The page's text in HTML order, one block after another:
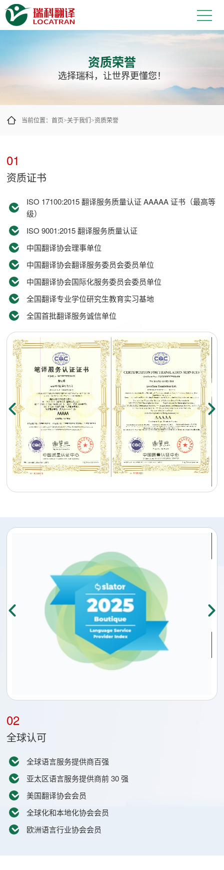
以可核验的认证和行业参与建立信任
资质荣誉
选择瑞科，让世界更懂您！
当前位置：首页>关于我们>资质荣誉
01
资质证书
ISO 17100:2015 翻译服务质量认证 AAAAA 证书（最高等
级）
ISO 9001:2015 翻译服务质量认证
中国翻译协会理事单位
中国翻译协会翻译服务委员会委员单位
中国翻译协会国际化服务委员会委员单位
全国翻译专业学位研究生教育实习基地
全国首批翻译服务诚信单位
02
全球认可
全球语言服务提供商百强
亚太区语言服务提供商前 30 强
美国翻译协会会员
全球化和本地化协会会员
欧洲语言行业协会会员